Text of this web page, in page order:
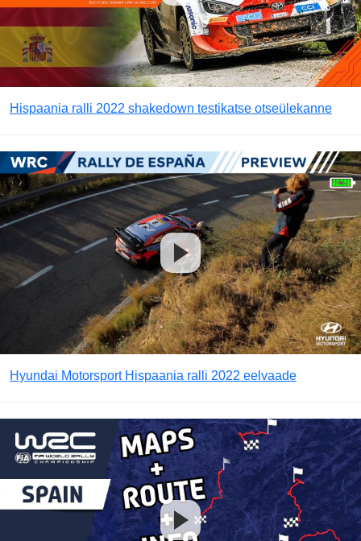
Hispaania ralli 2022 shakedown testikatse otseülekanne
Hyundai Motorsport Hispaania ralli 2022 eelvaade